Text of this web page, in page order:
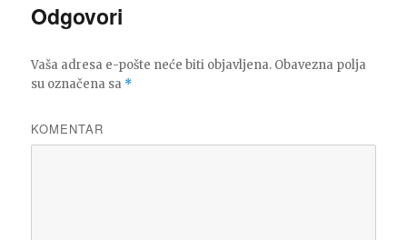
Odgovori
Vaša adresa e-pošte neće biti objavljena. Obavezna polja
su označena sa *
KOMENTAR